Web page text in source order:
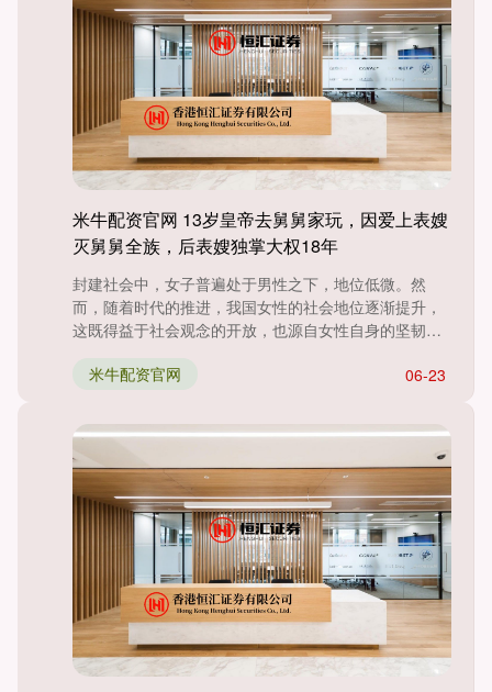
米牛配资官网 13岁皇帝去舅舅家玩，因爱上表嫂
灭舅舅全族，后表嫂独掌大权18年
封建社会中，女子普遍处于男性之下，地位低微。然
而，随着时代的推进，我国女性的社会地位逐渐提升，
这既得益于社会观念的开放，也源自女性自身的坚韧与
06-23
米牛配资官网